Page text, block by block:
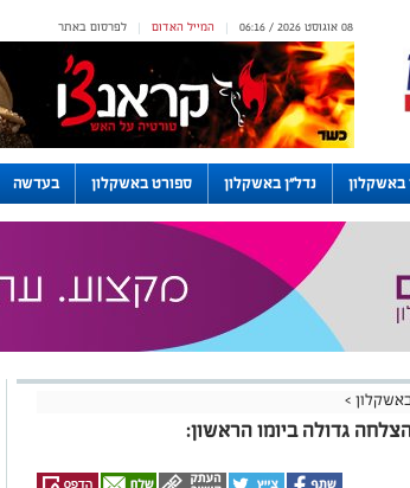
לפרסום באתר | המייל האדום | 08 אוגוסט 2026 / 06:16
באשקלון נדל"ן באשקלון ספורט באשקלון בעדשה
>
גדולה ביומו הראשון: